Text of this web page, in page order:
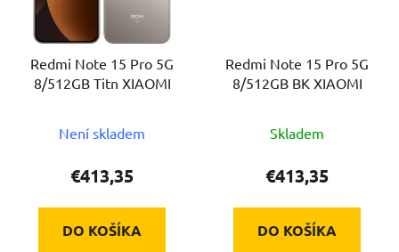
Redmi Note 15 Pro 5G
8/512GB Titn XIAOMI
Není skladem
€413,35
DO KOŠÍKA
Redmi Note 15 Pro 5G
8/512GB BK XIAOMI
Skladem
€413,35
DO KOŠÍKA